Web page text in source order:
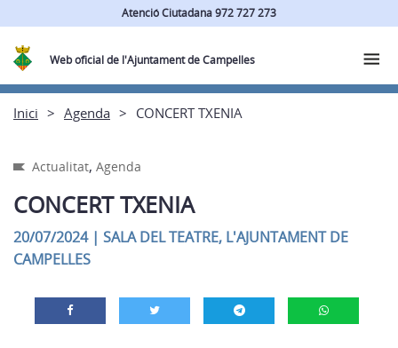
Atenció Ciutadana 972 727 273
Web oficial de l'Ajuntament de Campelles
Inici Agenda CONCERT TXENIA
Actualitat, Agenda
CONCERT TXENIA
20/07/2024| SALA DEL TEATRE, L'AJUNTAMENT DE
CAMPELLES